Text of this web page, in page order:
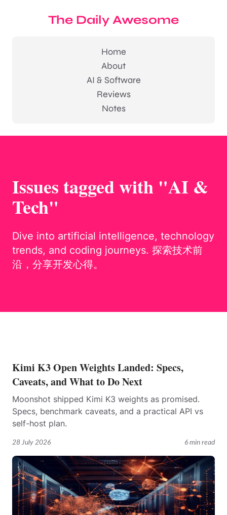
The Daily Awesome
Home
About
AI & Software
Reviews
Notes
Issues tagged with "AI &
Tech"
Dive into artificial intelligence, technology
trends, and coding journeys. 探索技术前
沿，分享开发心得。
28 July 2026 6 min read
Kimi K3 Open Weights Landed: Specs,
Caveats, and What to Do Next
Moonshot shipped Kimi K3 weights as promised.
Specs, benchmark caveats, and a practical API vs
self-host plan.